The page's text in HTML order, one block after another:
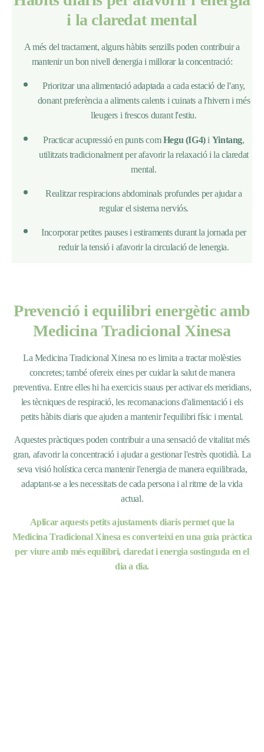
i la claredat mental
A més del tractament, alguns hàbits senzills poden contribuir a
mantenir un bon nivell denergia i millorar la concentració:
Prioritzar una alimentació adaptada a cada estació de l'any,
donant preferència a aliments calents i cuinats a l'hivern i més
lleugers i frescos durant l'estiu.
Practicar acupressió en punts comHegu (IG4)i Yintang,
utilitzats tradicionalment per afavorir la relaxació i la claredat
mental.
Realitzar respiracions abdominals profundes per ajudar a
regular el sistema nerviós.
Incorporar petites pauses i estiraments durant la jornada per
reduir la tensió i afavorir la circulació de lenergia.
Prevenció i equilibri energètic amb
Medicina Tradicional Xinesa
La Medicina Tradicional Xinesa no es limita a tractar molèsties
concretes; també ofereix eines per cuidar la salut de manera
preventiva. Entre elles hi ha exercicis suaus per activar els meridians,
les tècniques de respiració, les recomanacions d'alimentació i els
petits hàbits diaris que ajuden a mantenir l'equilibri físic i mental.
Aquestes pràctiques poden contribuir a una sensació de vitalitat més
gran, afavorir la concentració i ajudar a gestionar l'estrès quotidià. La
seva visió holística cerca mantenir l'energia de manera equilibrada,
adaptant-se a les necessitats de cada persona i al ritme de la vida
actual.
Aplicar aquests petits ajustaments diaris permet que la
Medicina Tradicional Xinesa es converteixi en una guia pràctica
per viure amb més equilibri, claredat i energia sostinguda en el
dia a dia.